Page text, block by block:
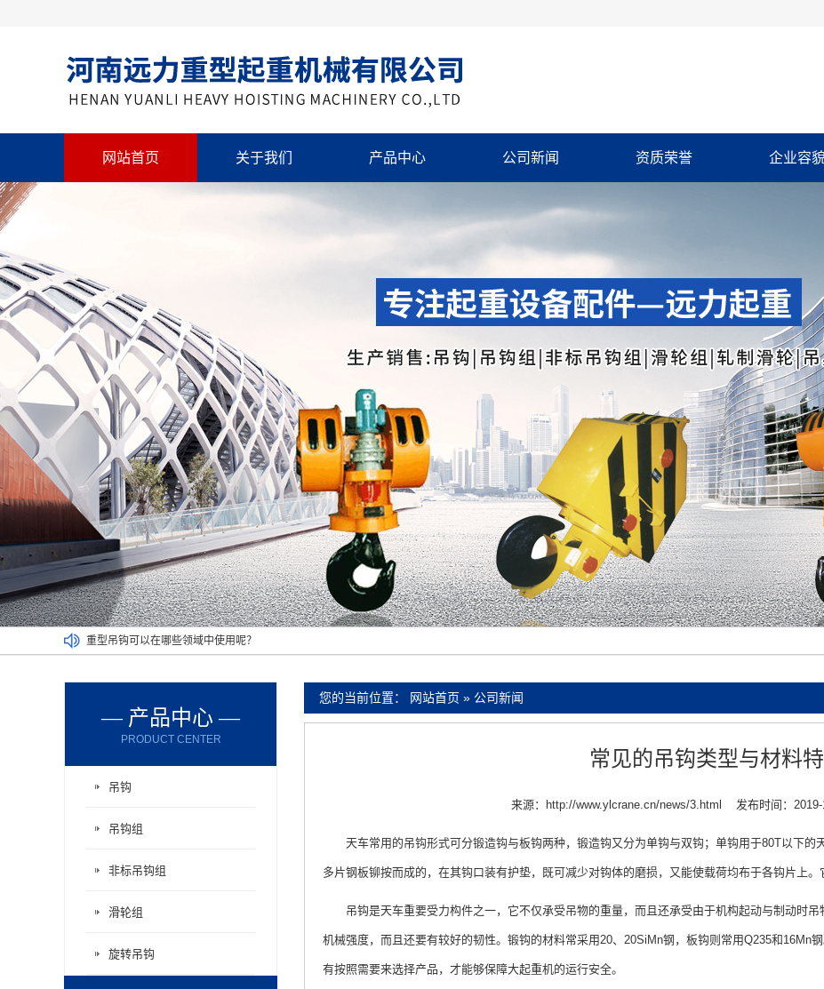
网站首页 关于我们 产品中心 公司新闻 资质荣誉 企业容
重型吊钩可以在哪些领域中使用呢？
吊钩厂家带大家走进吊钩的类型及应用场合
厂家带您了解吊钩使用的要求和类型
使用大型吊钩组吊运的时候有哪些操作要点
您的当前位置： 网站首页 » 公司新闻
常见的吊钩类型与材料
来源： http://www.ylcrane.cn/news/3.html 发布时间：
天车常用的吊钩形式可分锻造钩与板钩两种，锻造钩又分为单钩与双钩；单钩用于80T以下
多片钢板铆按而成的，在其钩口装有护垫，既可减少对钩体的磨损，又能使载荷均布于各钩片上。
吊钩是天车重要受力构件之一，它不仅承受吊物的重量，而且还承受由于机构起动与制动时
机械强度，而且还要有较好的韧性。锻钩的材料常采用20、20SiMn钢，板钩则常用Q235和16Mn
有按照需要来选择产品，才能够保障大起重机的运行安全。
— 产品中心 —
PRODUCT CENTER
吊钩
吊钩组
非标吊钩组
滑轮组
旋转吊钩